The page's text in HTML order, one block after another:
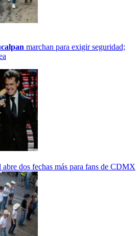
marchan para exigir seguridad;
dos fechas más para fans de CDMX